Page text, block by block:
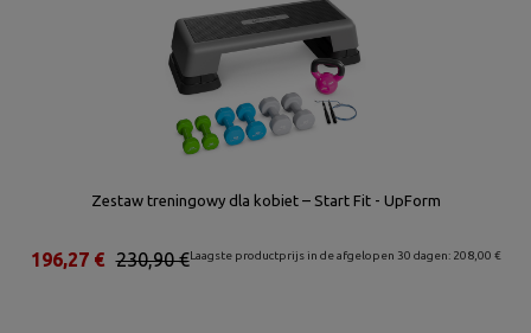
Zestaw treningowy dla kobiet – Start Fit - UpForm
Laagste productprijs in de afgelopen 30 dagen: 208,00 €
230,90 €
196,27 €